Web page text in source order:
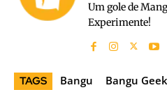
Um gole de
Experimente!
TAGS Bangu Bangu Geek